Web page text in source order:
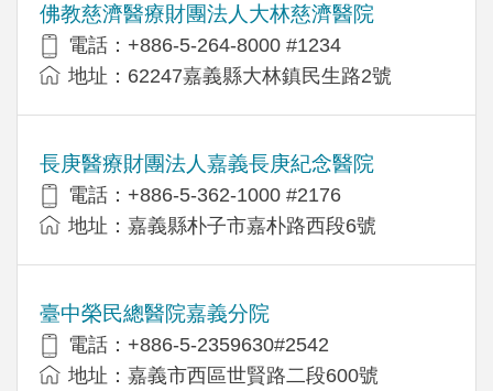
佛教慈濟醫療財團法人大林慈濟醫院
電話：+886-5-264-8000 #1234
地址：62247嘉義縣大林鎮民生路2號
長庚醫療財團法人嘉義長庚紀念醫院
電話：+886-5-362-1000 #2176
地址：嘉義縣朴子市嘉朴路西段6號
臺中榮民總醫院嘉義分院
電話：+886-5-2359630#2542
地址：嘉義市西區世賢路二段600號